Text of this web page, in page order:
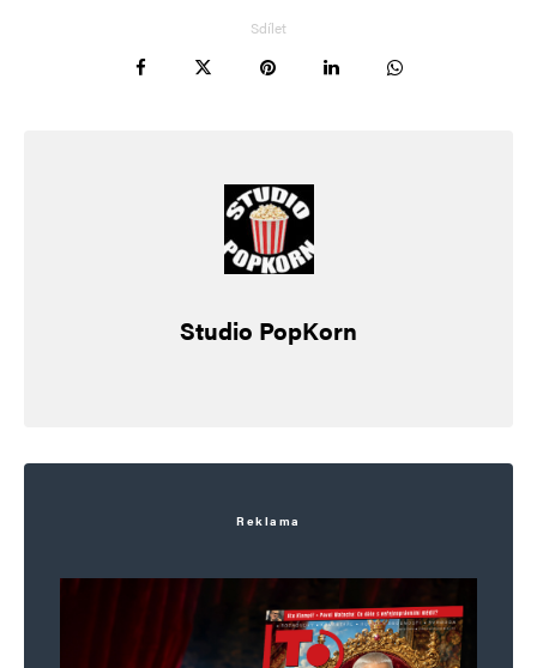
Sdílet
Studio PopKorn
Reklama